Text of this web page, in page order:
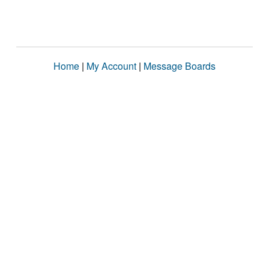
Home | My Account | Message Boards